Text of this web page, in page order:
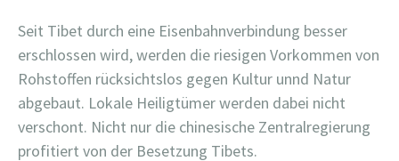
Seit Tibet durch eine Eisenbahnverbindung besser
erschlossen wird, werden die riesigen Vorkommen von
Rohstoffen rücksichtslos gegen Kultur unnd Natur
abgebaut. Lokale Heiligtümer werden dabei nicht
verschont. Nicht nur die chinesische Zentralregierung
profitiert von der Besetzung Tibets.